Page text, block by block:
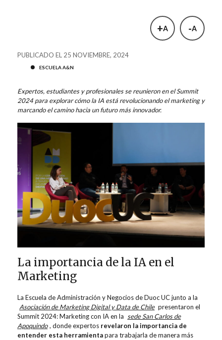
+A -A
PUBLICADO EL 25 NOVIEMBRE, 2024
ESCUELA A&N
Expertos, estudiantes y profesionales se reunieron en el Summit
2024 para explorar cómo la IA está revolucionando el marketing y
marcando el camino hacia un futuro más innovador.
La importancia de la IA en el
Marketing
La Escuela de Administración y Negocios de Duoc UC junto a la
Asociación de Marketing Digital y Data de Chile presentaron el
Summit 2024: Marketing con IA en la sede San Carlos de
Apoquindo , donde expertos revelaron la importancia de
entender esta herramientapara trabajarla de manera más